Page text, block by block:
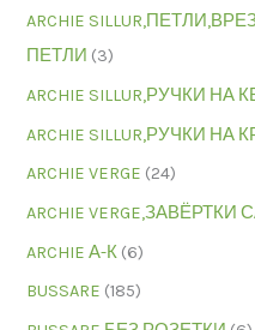
ARCHIE
ПЕТЛИ (3)
ARCHIE SILLUR,РУЧКИ
ARCHIE SILLUR,РУЧКИ
ARCHIE VERGE (24)
ARCHIE
ARCHIE А-К (6)
BUSSARE (185)